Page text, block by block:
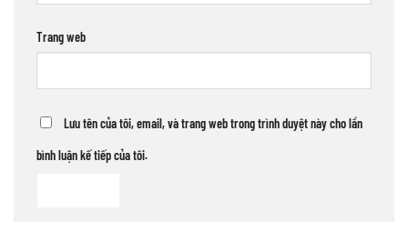
Trang web
Lưu tên của tôi, email, và trang web trong trình duyệt này cho lần
bình luận kế tiếp của tôi.